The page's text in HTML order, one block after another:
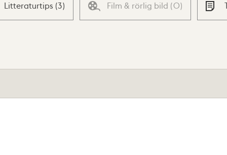
Litteraturtips (3) Film & rörlig bild (0)